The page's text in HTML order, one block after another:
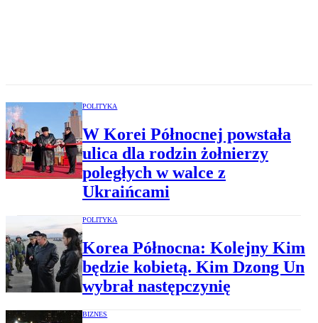
POLITYKA
W Korei Północnej powstała
ulica dla rodzin żołnierzy
poległych w walce z
Ukraińcami
POLITYKA
Korea Północna: Kolejny Kim
będzie kobietą. Kim Dzong Un
wybrał następczynię
BIZNES